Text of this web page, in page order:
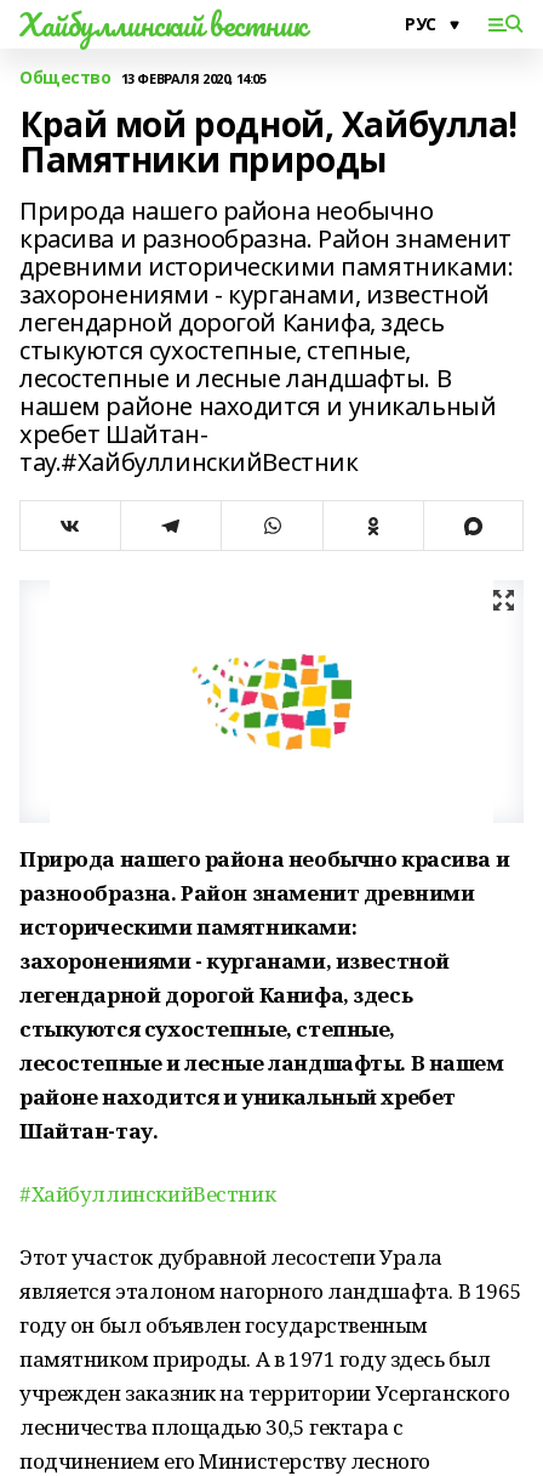
Хайбуллинский вестник
Общество 13 ФЕВРАЛЯ 2020, 14:05
Край мой родной, Хайбулла!
Памятники природы
Природа нашего района необычно
красива и разнообразна. Район знаменит
древними историческими памятниками:
захоронениями - курганами, известной
легендарной дорогой Канифа, здесь
стыкуются сухостепные, степные,
лесостепные и лесные ландшафты. В
нашем районе находится и уникальный
хребет Шайтан-
тау.#ХайбуллинскийВестник
Природа нашего района необычно красива и
разнообразна. Район знаменит древними
историческими памятниками:
захоронениями - курганами, известной
легендарной дорогой Канифа, здесь
стыкуются сухостепные, степные,
лесостепные и лесные ландшафты. В нашем
районе находится и уникальный хребет
Шайтан-тау.
#ХайбуллинскийВестник
Этот участок дубравной лесостепи Урала
является эталоном нагорного ландшафта. В 1965
году он был объявлен государственным
памятником природы. А в 1971 году здесь был
учрежден заказник на территории Усерганского
лесничества площадью 30,5 гектара с
подчинением его Министерству лесного